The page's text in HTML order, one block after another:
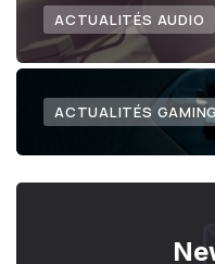
ACTUALITÉS AUDIO
ACTUALITÉS